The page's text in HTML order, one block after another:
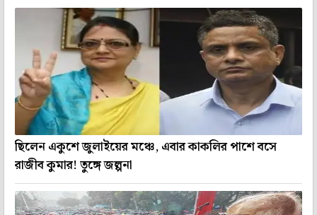
ছিলেন একুশে জুলাইয়ের মঞ্চে, এবার কাকলির পাশে বসে
রাজীব কুমার! তুঙ্গে জল্পনা